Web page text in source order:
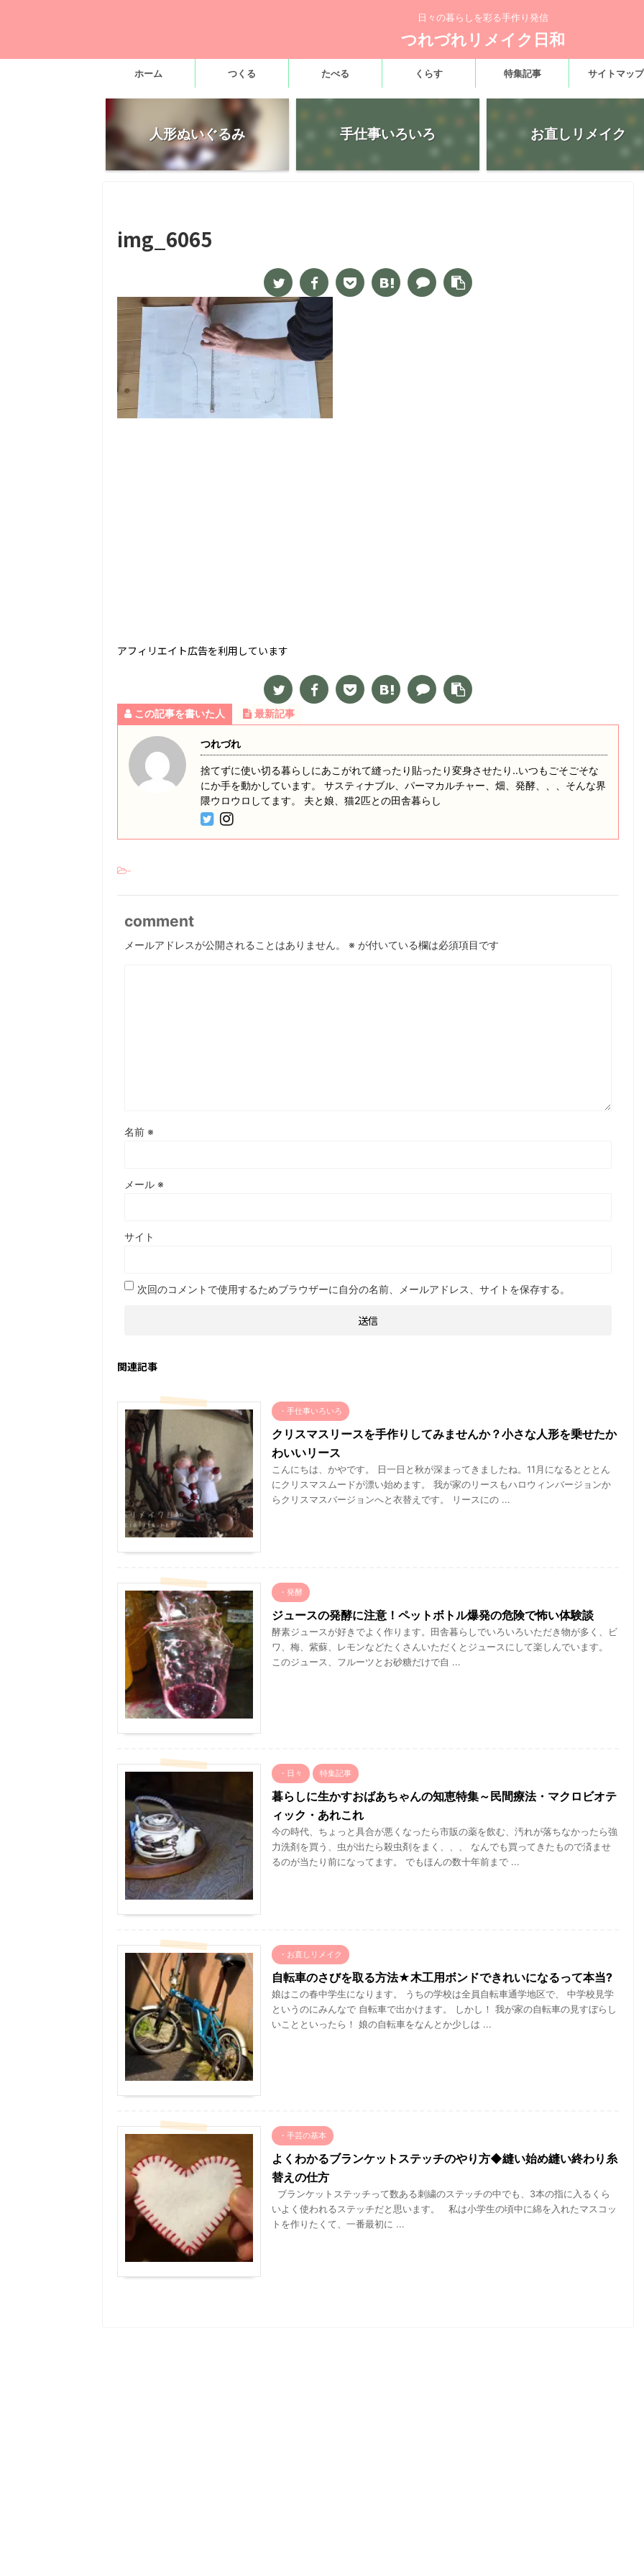
日々の暮らしを彩る手作り発信
つれづれリメイク日和
ホーム つくる たべる くらす 特集記事 サイトマップ
人形ぬいぐるみ 手仕事いろいろ お直しリメイク
img_6065
アフィリエイト広告を利用しています
この記事を書いた人 最新記事
つれづれ
捨てずに使い切る暮らしにあこがれて縫ったり貼ったり変身させたり‥いつもごそごそな
にか手を動かしています。 サスティナブル、パーマカルチャー、畑、発酵、、、そんな界
隈ウロウロしてます。 夫と娘、猫2匹との田舎暮らし
-
comment
メールアドレスが公開されることはありません。 ※ が付いている欄は必須項目です
名前 ※
メール ※
サイト
次回のコメントで使用するためブラウザーに自分の名前、メールアドレス、サイトを保存する。
関連記事
・手仕事いろいろ
クリスマスリースを手作りしてみませんか？小さな人形を乗せたか
わいいリース
こんにちは、かやです。 日一日と秋が深まってきましたね。11月になるとととん
にクリスマスムードが漂い始めます。 我が家のリースもハロウィンバージョンか
らクリスマスバージョンへと衣替えです。 リースにの ...
・発酵
ジュースの発酵に注意！ペットボトル爆発の危険で怖い体験談
酵素ジュースが好きでよく作ります。田舎暮らしでいろいろいただき物が多く、ビ
ワ、梅、紫蘇、レモンなどたくさんいただくとジュースにして楽しんでいます。
このジュース、フルーツとお砂糖だけで自 ...
・日々 特集記事
暮らしに生かすおばあちゃんの知恵特集～民間療法・マクロビオテ
ィック・あれこれ
今の時代、ちょっと具合が悪くなったら市販の薬を飲む、汚れが落ちなかったら強
力洗剤を買う、虫が出たら殺虫剤をまく、、、 なんでも買ってきたもので済ませ
るのが当たり前になってます。 でもほんの数十年前まで ...
・お直しリメイク
自転車のさびを取る方法★木工用ボンドできれいになるって本当?
娘はこの春中学生になります。 うちの学校は全員自転車通学地区で、 中学校見学
というのにみんなで 自転車で出かけます。 しかし！ 我が家の自転車の見すぼらし
いことといったら！ 娘の自転車をなんとか少しは ...
・手芸の基本
よくわかるブランケットステッチのやり方◆縫い始め縫い終わり糸
替えの仕方
ブランケットステッチって数ある刺繍のステッチの中でも、3本の指に入るくら
いよく使われるステッチだと思います。 私は小学生の頃中に綿を入れたマスコッ
トを作りたくて、一番最初に ...